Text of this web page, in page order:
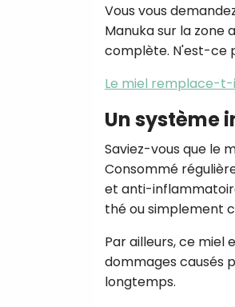
Vous vous
Manuka sur la zone
complète. N'est-ce
Le miel remplace-t-
Un système
Saviez-vous que le
Consommé
et anti-
thé ou simplement
Par ailleurs, ce miel
dommages causés
longtemps.